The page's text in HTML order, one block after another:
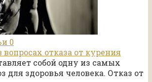
0
вопросах отказа от курения
собой одну из самых
для здоровья человека. Отказ от